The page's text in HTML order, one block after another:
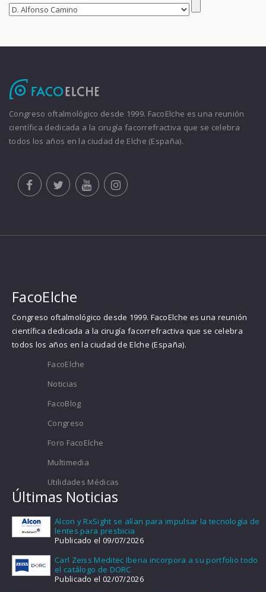
Congreso oftalmológico desde 1999. FacoElche es una reunión
científica dedicada a la cirugía facorrefractiva que se celebra
todos los años en la ciudad de Elche (España).
FacoElche
Congreso oftalmológico desde 1999. FacoElche es una reunión
científica dedicada a la cirugía facorrefractiva que se celebra
todos los años en la ciudad de Elche (España).
FacoElche
Noticias
FacoBlog
Congreso
Foro FacoElche
Multimedia
Utilidades Médicas
Últimas Noticias
Alcon y RxSight se alían para impulsar la tecnología de
lentes para presbicia
Publicado el 09/07/2026
Carl Zeiss Meditec Iberia incorpora a su portfolio todo
el catálogo de DORC
Publicado el 02/07/2026